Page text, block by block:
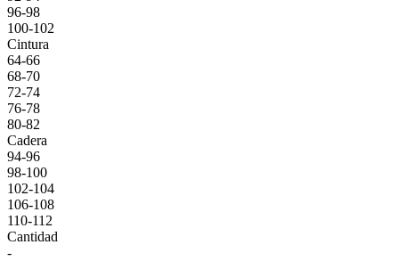
96-98
100-102
Cintura
64-66
68-70
72-74
76-78
80-82
Cadera
94-96
98-100
102-104
106-108
110-112
Cantidad
-